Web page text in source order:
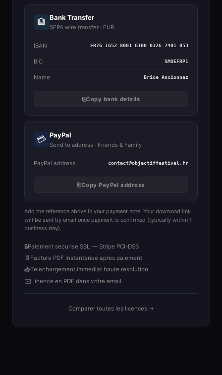
🏦 Bank Transfer
SEPA wire transfer · EUR
IBAN FR76 1652 8001 6100 0126 7401 053
BIC SMOEFRP1
Name Brice Anxionnaz
⎘Copy bank details
💳 PayPal
Send to address · Friends & Family
PayPal address contact@objectiffestival.fr
⎘Copy PayPal address
Add the reference above in your payment note. Your download link
will be sent by email once payment is confirmed (typically within 1
business day).
🔒Paiement securise SSL — Stripe PCI-DSS
📄 Facture PDF instantanee apres paiement
📥Telechargement immediat haute resolution
✉️Licence en PDF dans votre email
Comparer toutes les licences →